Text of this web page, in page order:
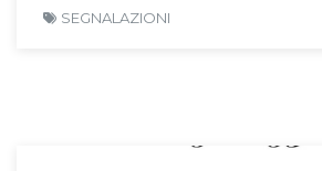
SEGNALAZIONI